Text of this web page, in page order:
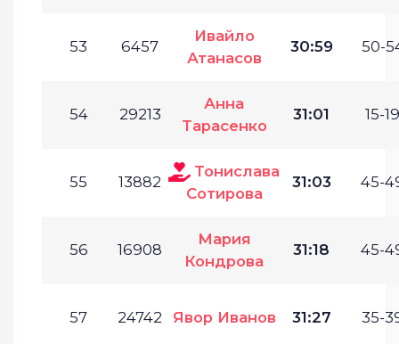
53 6457
Ивайло
Атанасов
30:59 50-
54 29213
Анна
Тарасенко
31:01 15-
55 13882
Тонислава
Сотирова
31:03 45-
56 16908
Мария
Кондрова
31:18 45-
57 24742 Явор Иванов 31:27 35-